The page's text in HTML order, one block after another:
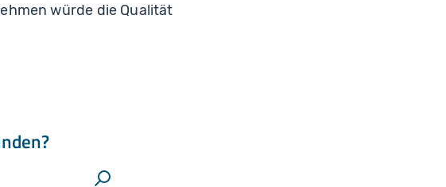
würde die Qualität
Suchen